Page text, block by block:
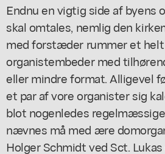
Endnu en vigtig side af byens
skal omtales, nemlig den
med forstæder rummer et
organistembeder med
eller mindre format. Alligevel
et par af vore organister sig
blot nogenledes
nævnes må med ære
Holger Schmidt ved Sct.